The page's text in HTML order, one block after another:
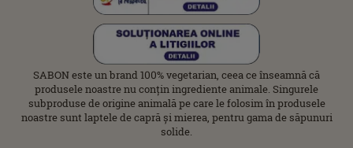
SABON este un brand 100% vegetarian, ceea ce înseamnă că
produsele noastre nu conțin ingrediente animale. Singurele
subproduse de origine animală pe care le folosim în produsele
noastre sunt laptele de capră și mierea, pentru gama de săpunuri
solide.